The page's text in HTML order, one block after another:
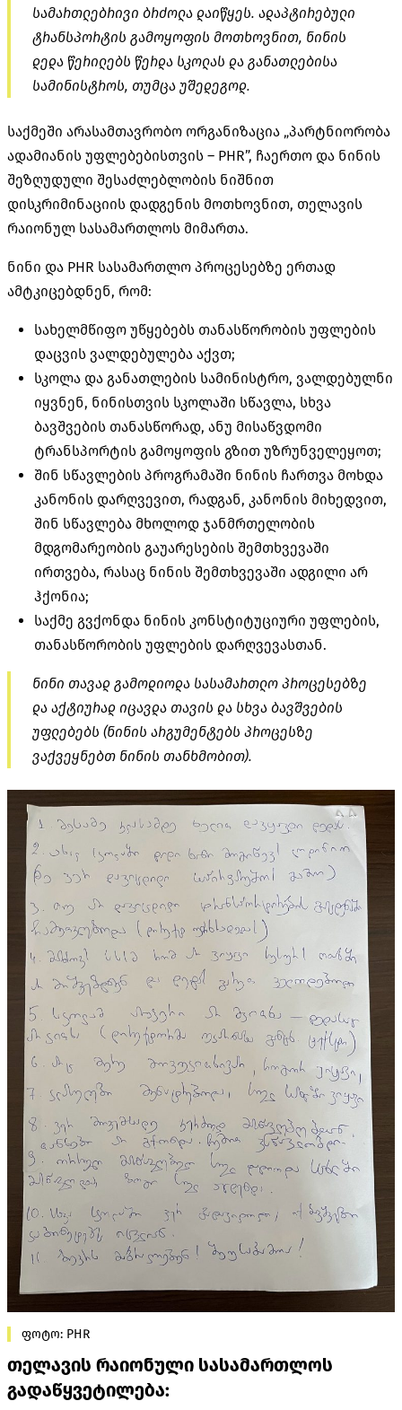
სამართლებრივი ბრძოლა დაიწყეს. ადაპტირებული
ტრანსპორტის გამოყოფის მოთხოვნით, ნინის
დედა წერილებს წერდა სკოლას და განათლებისა
სამინისტროს, თუმცა უშედეგოდ.
საქმეში არასამთავრობო ორგანიზაცია „პარტნიორობა
ადამიანის უფლებებისთვის – PHR”, ჩაერთო და ნინის
შეზღუდული შესაძლებლობის ნიშნით
დისკრიმინაციის დადგენის მოთხოვნით, თელავის
რაიონულ სასამართლოს მიმართა.
ნინი და PHR სასამართლო პროცესებზე ერთად
ამტკიცებდნენ, რომ:
სახელმწიფო უწყებებს თანასწორობის უფლების
დაცვის ვალდებულება აქვთ;
სკოლა და განათლების სამინისტრო, ვალდებულნი
იყვნენ, ნინისთვის სკოლაში სწავლა, სხვა
ბავშვების თანასწორად, ანუ მისაწვდომი
ტრანსპორტის გამოყოფის გზით უზრუნველეყოთ;
შინ სწავლების პროგრამაში ნინის ჩართვა მოხდა
კანონის დარღვევით, რადგან, კანონის მიხედვით,
შინ სწავლება მხოლოდ ჯანმრთელობის
მდგომარეობის გაუარესების შემთხვევაში
ირთვება, რასაც ნინის შემთხვევაში ადგილი არ
ჰქონია;
საქმე გვქონდა ნინის კონსტიტუციური უფლების,
თანასწორობის უფლების დარღვევასთან.
ნინი თავად გამოდიოდა სასამართლო პროცესებზე
და აქტიურად იცავდა თავის და სხვა ბავშვების
უფლებებს (ნინის არგუმენტებს პროცესზე
ვაქვეყნებთ ნინის თანხმობით).
ფოტო: PHR
თელავის რაიონული სასამართლოს
გადაწყვეტილება: